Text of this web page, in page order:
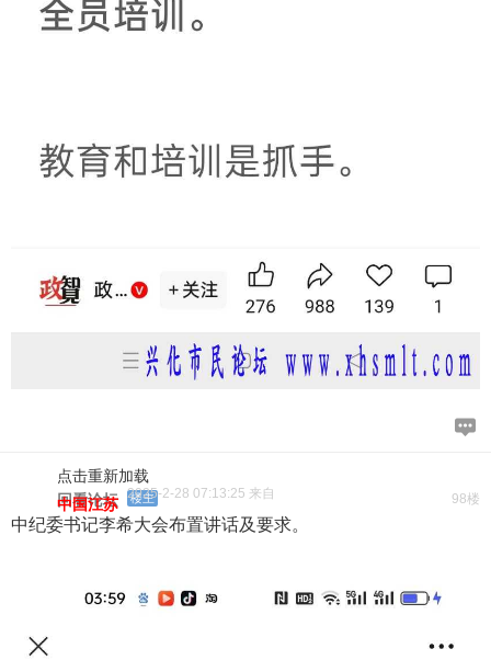
点击重新加载
98楼
回看论坛 楼主
2025-2-28 07:13:25 来自
中国江苏
中纪委书记李希大会布置讲话及要求。